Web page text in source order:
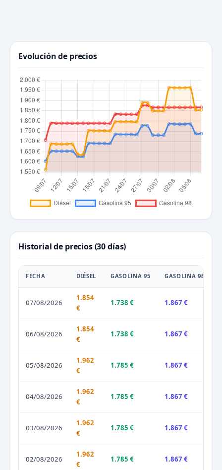
Evolución de precios
Historial de precios (30 días)
FECHA DIÉSEL GASOLINA 95 GASOLINA 98
07/08/2026
1.854
€
1.738 € 1.867 €
06/08/2026
1.854
€
1.738 € 1.867 €
05/08/2026
1.962
€
1.785 € 1.867 €
04/08/2026
1.962
€
1.785 € 1.867 €
03/08/2026
1.962
€
1.785 € 1.867 €
02/08/2026
1.962
€
1.785 € 1.867 €